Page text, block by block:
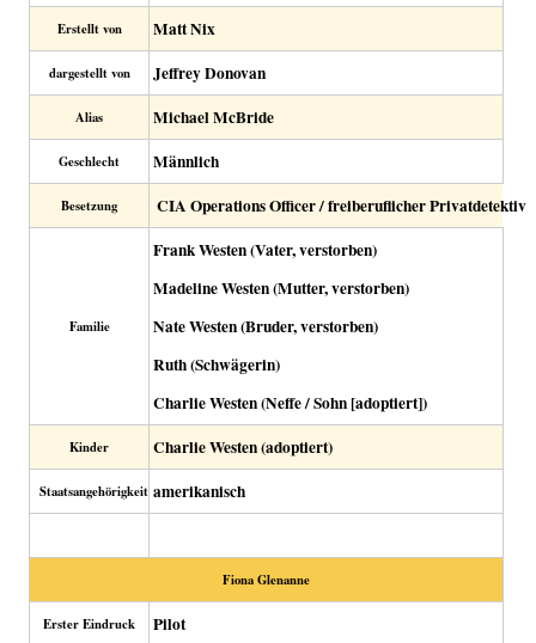
Erstellt von Matt Nix
dargestellt von Jeffrey Donovan
Alias Michael McBride
Geschlecht Männlich
Besetzung CIA Operations Officer / freiberuflicher Privatdetektiv
Familie
Frank Westen (Vater, verstorben)
Madeline Westen (Mutter, verstorben)
Nate Westen (Bruder, verstorben)
Ruth (Schwägerin)
Charlie Westen (Neffe / Sohn [adoptiert])
Kinder Charlie Westen (adoptiert)
Staatsangehörigkeit amerikanisch
Fiona Glenanne
Erster Eindruck Pilot